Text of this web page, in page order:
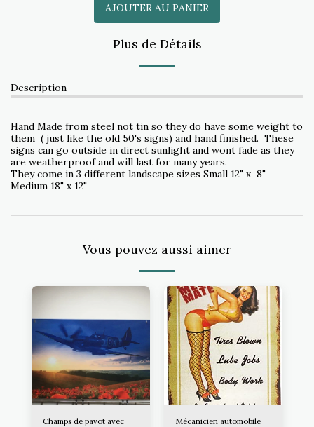
AJOUTER AU PANIER
Plus de Détails
Description
Hand Made from steel not tin so they do have some weight to
them ( just like the old 50's signs) and hand finished. These
signs can go outside in direct sunlight and wont fade as they
are weatherproof and will last for many years.
They come in 3 different landscape sizes Small 12" x 8"
Medium 18" x 12"
Vous pouvez aussi aimer
Champs de pavot avec
Mécanicien automobile